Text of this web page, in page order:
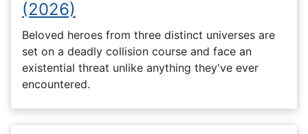
(2026)
Beloved heroes from three distinct universes are
set on a deadly collision course and face an
existential threat unlike anything they've ever
encountered.